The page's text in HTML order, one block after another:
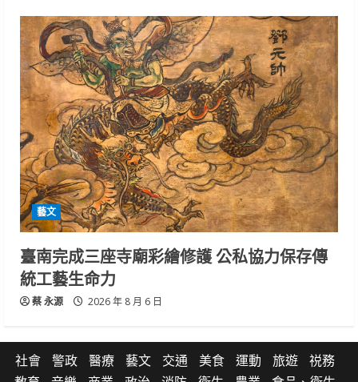
藝文
臺南完成三座寺廟彩繪修護 公私協力保存傳
統工藝生命力
蔡 永源 2026 年 8 月 6 日
社會 警政 醫療 藝文 交通 美食 運動 旅遊
祱務